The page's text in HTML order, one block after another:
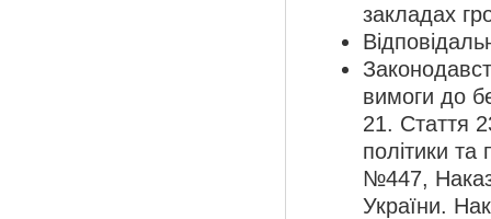
закладах
вимоги до
21. Стаття
політики
№447, Наказ
України.